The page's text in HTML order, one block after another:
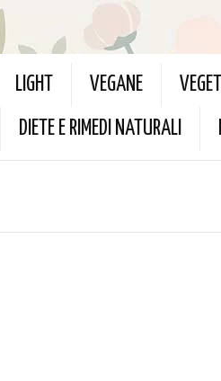
LIGHT VEGANE
DIETE E RIMEDI NATURALI